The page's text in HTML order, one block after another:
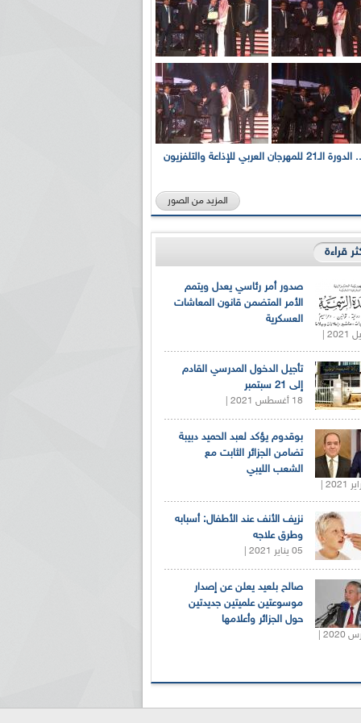
بالصور... الدورة الـ21 للمهرجان العربي للإذاعة والتلفزيون
المزيد من الصور
قراءة
صدور أمر رئاسي يعدل ويتمم
الأمر المتضمن قانون المعاشات
العسكرية
تأجيل الدخول المدرسي القادم
إلى 21 سبتمبر
18 أغسطس 2021 |
بوقدوم يؤكد لعبد الحميد دبيبة
تضامن الجزائر الثابت مع
الشعب الليبي
نزيف الأنف عند الأطفال: أسبابه
وطرق علاجه
05 يناير 2021 |
صالح بلعيد يعلن عن إصدار
موسوعتين علميتين جديدتين
حول الجزائر وأعلامها